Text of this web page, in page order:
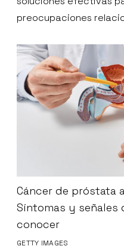
preocupaciones
Cáncer de próstata
Síntomas y
conocer
GETTY IMAGES